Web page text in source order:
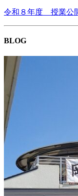
令和８年度 授業公
BLOG